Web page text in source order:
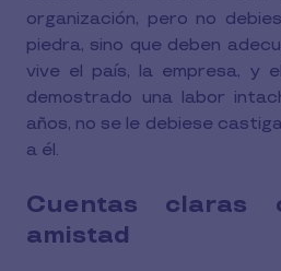
organización, pero no
piedra, sino que deben
vive el país, la empresa, y
demostrado una labor
años, no se le debiese
a él.
Cuentas claras
amistad